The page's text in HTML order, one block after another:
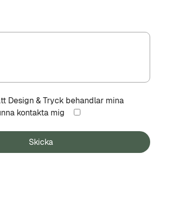
Design & Tryck behandlar mina
kontakta mig
Skicka